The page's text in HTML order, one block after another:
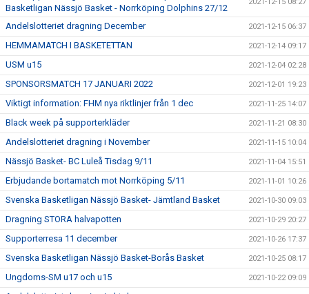
Basketligan Nässjö Basket - Norrköping Dolphins 27/12
2021-12-15 08:27
Andelslotteriet dragning December 2021-12-15 06:37
HEMMAMATCH I BASKETETTAN 2021-12-14 09:17
USM u15 2021-12-04 02:28
SPONSORSMATCH 17 JANUARI 2022 2021-12-01 19:23
Viktigt information: FHM nya riktlinjer från 1 dec 2021-11-25 14:07
Black week på supporterkläder 2021-11-21 08:30
Andelslotteriet dragning i November 2021-11-15 10:04
Nässjö Basket- BC Luleå Tisdag 9/11 2021-11-04 15:51
Erbjudande bortamatch mot Norrköping 5/11 2021-11-01 10:26
Svenska Basketligan Nässjö Basket- Jämtland Basket 2021-10-30 09:03
Dragning STORA halvapotten 2021-10-29 20:27
Supporterresa 11 december 2021-10-26 17:37
Svenska Basketligan Nässjö Basket-Borås Basket 2021-10-25 08:17
Ungdoms-SM u17 och u15 2021-10-22 09:09